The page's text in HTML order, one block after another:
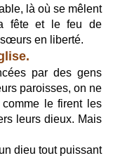
là où se mêlent
fête et le feu de
en liberté.
par des gens
paroisses, on ne
le firent les
leurs dieux. Mais
dieu tout puissant